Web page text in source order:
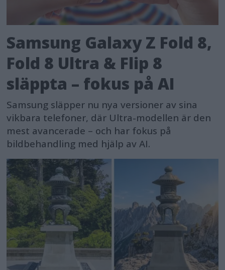
Samsung Galaxy Z Fold 8,
Fold 8 Ultra & Flip 8
släppta – fokus på AI
Samsung släpper nu nya versioner av sina
vikbara telefoner, där Ultra-modellen är den
mest avancerade – och har fokus på
bildbehandling med hjälp av AI.